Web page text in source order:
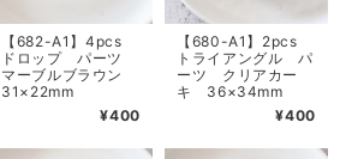
【682-A1】4pcs
ドロップ パーツ
マーブルブラウン
31×22mm
¥400
【680-A1】2pcs
トライアングル パ
ーツ クリアカー
キ 36×34mm
¥400